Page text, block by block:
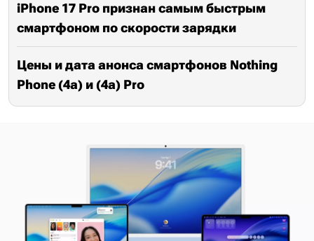
iPhone 17 Pro признан самым быстрым
смартфоном по скорости зарядки
Цены и дата анонса смартфонов Nothing
Phone (4a) и (4a) Pro